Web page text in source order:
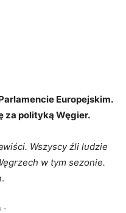
Europejskim.
za polityką Węgier.
Wszyscy źli ludzie
w tym sezonie.
-